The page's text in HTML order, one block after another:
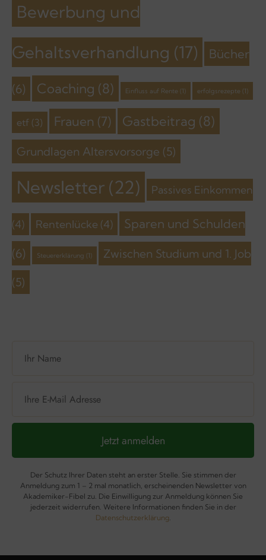
Bewerbung und
Gehaltsverhandlung (17) Bücher
(6) Coaching (8) Einfluss auf Rente (1) erfolgsrezepte (1)
etf (3) Frauen (7) Gastbeitrag (8)
Grundlagen Altersvorsorge (5)
Newsletter (22) Passives Einkommen
(4) Rentenlücke (4)
Sparen und Schulden
(6)
Steuererklärung (1)
Zwischen Studium und 1. Job
(5)
Jetzt anmelden
Der Schutz Ihrer Daten steht an erster Stelle. Sie stimmen der
Anmeldung zum 1 – 2 mal monatlich, erscheinenden Newsletter von
Akademiker-Fibel zu. Die Einwilligung zur Anmeldung können Sie
jederzeit widerrufen. Weitere Informationen finden Sie in der
Datenschutzerklärung.